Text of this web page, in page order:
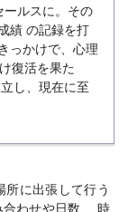
ールスに。その
績 の記録を打
っかけで、心理
復活を果た
し、現在に至
に出張して行う
わせや日数、
時